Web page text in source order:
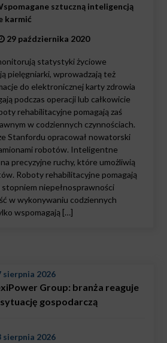
sztuczną inteligencją
karmić
29 października 2020
statystyki życiowe
pielęgniarki, wprowadzają też
do elektronicznej karty zdrowia
podczas operacji lub całkowicie
rehabilitacyjne pomagają zaś
w codziennych czynnościach.
Stanfordu opracował nowatorski
robotów. Inteligentne
precyzyjne ruchy, które umożliwią
Roboty rehabilitacyjne pomagają
stopniem niepełnosprawności
w wykonywaniu codziennych
wspomagają […]
sierpnia 2026
Group: branża reaguje
gospodarczą
sierpnia 2026